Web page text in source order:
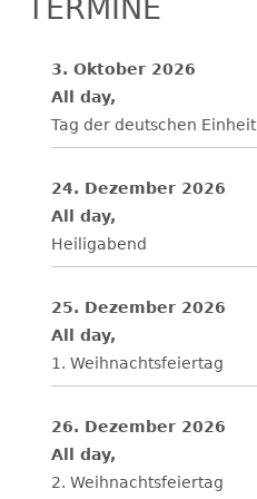
TERMINE
3. Oktober 2026
All day,
Tag der deutschen Einheit
24. Dezember 2026
All day,
Heiligabend
25. Dezember 2026
All day,
1. Weihnachtsfeiertag
26. Dezember 2026
All day,
2. Weihnachtsfeiertag